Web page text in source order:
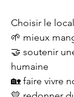
Choisir le
🌱 mieux
🤝 soutenir
humaine
🏡 faire vivre